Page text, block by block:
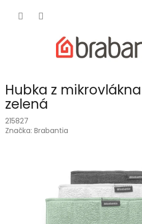
Hubka z
zelená
215827
Značka: Brabantia